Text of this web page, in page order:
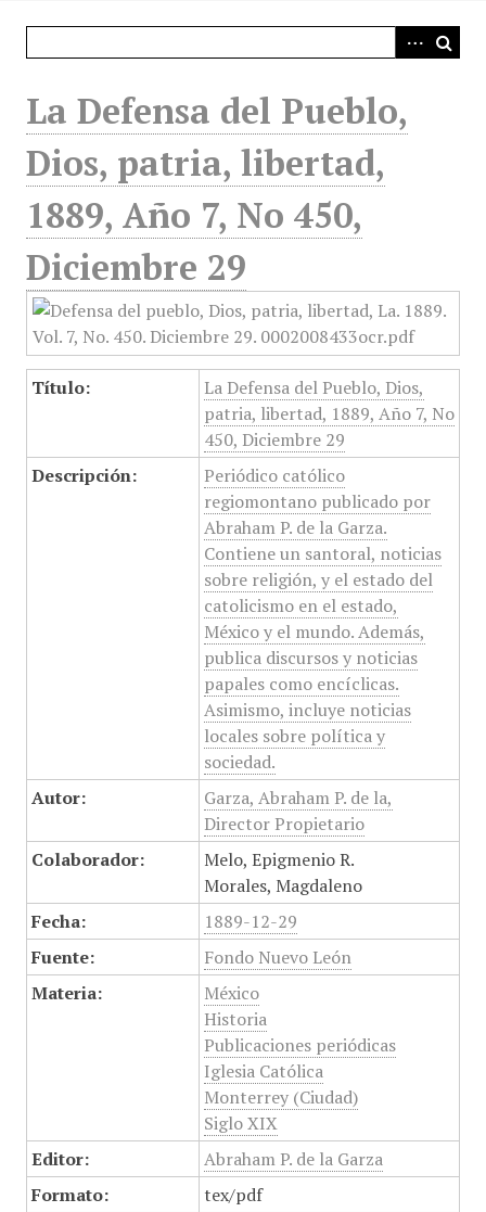
La Defensa del Pueblo,
Dios, patria, libertad,
1889, Año 7, No 450,
Diciembre 29
Título:
La Defensa del Pueblo, Dios,
patria, libertad, 1889, Año 7, No
450, Diciembre 29
Descripción:
Periódico católico
regiomontano publicado por
Abraham P. de la Garza.
Contiene un santoral, noticias
sobre religión, y el estado del
catolicismo en el estado,
México y el mundo. Además,
publica discursos y noticias
papales como encíclicas.
Asimismo, incluye noticias
locales sobre política y
sociedad.
Autor:
Garza, Abraham P. de la,
Director Propietario
Colaborador:
Melo, Epigmenio R.
Morales, Magdaleno
Fecha:
1889-12-29
Fuente:
Fondo Nuevo León
Materia:
México
Historia
Publicaciones periódicas
Iglesia Católica
Monterrey (Ciudad)
Siglo XIX
Editor:
Abraham P. de la Garza
Formato:
tex/pdf